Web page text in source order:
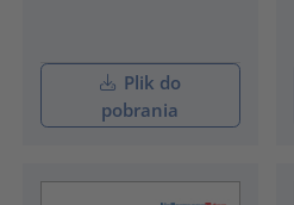
Plik do
pobrania